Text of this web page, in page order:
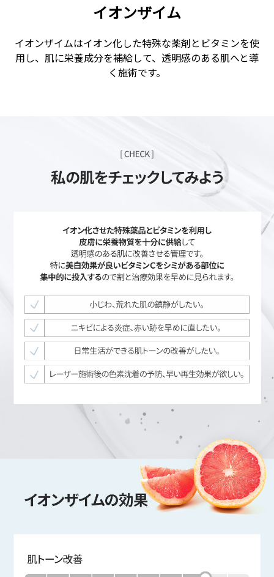
イオンザイム
イオンザイムはイオン化した特殊な薬剤とビタミンを使
用し、肌に栄養成分を補給して、透明感のある肌へと導
く施術です。